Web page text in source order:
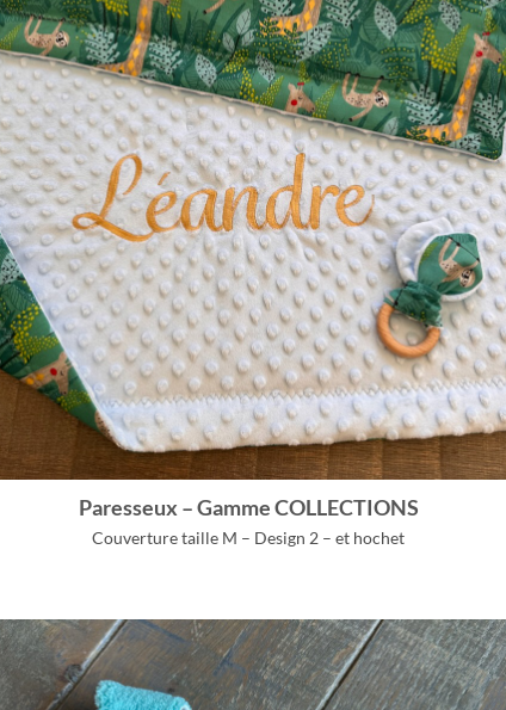
Paresseux – Gamme COLLECTIONS
Couverture taille M – Design 2 – et hochet